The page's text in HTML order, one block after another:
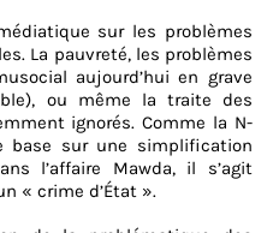
sur les problèmes
La pauvreté, les problèmes
aujourd’hui en grave
ou même la traite des
ignorés. Comme la N-
base sur une simplification
l’affaire Mawda, il s’agit
« crime d’État ».